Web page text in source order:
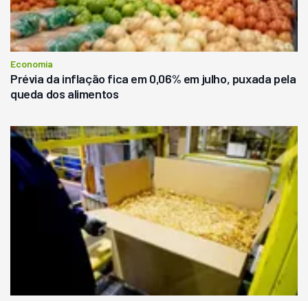
Economia
Prévia da inflação fica em 0,06% em julho, puxada pela
queda dos alimentos